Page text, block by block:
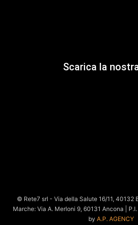
Scarica la
© Rete7 srl - Via della Salute 16/11, 40132
Marche: Via A. Merloni 9, 60131 Ancona |
by A.P. AGENCY